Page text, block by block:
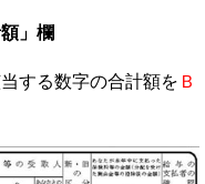
」欄
当する数字の合計額を Ｂ